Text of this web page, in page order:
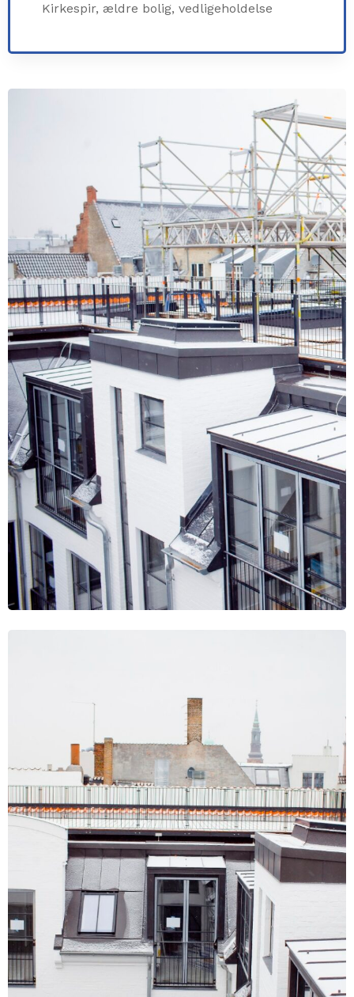
Kirkespir, ældre bolig, vedligeholdelse